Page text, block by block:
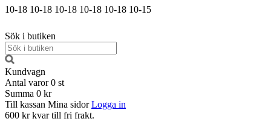
10-18 10-18 10-18 10-18 10-18 10-15
Sök i butiken
Kundvagn
Antal varor 0 st
Summa 0 kr
Till kassan Mina sidor Logga in
600 kr kvar till fri frakt.